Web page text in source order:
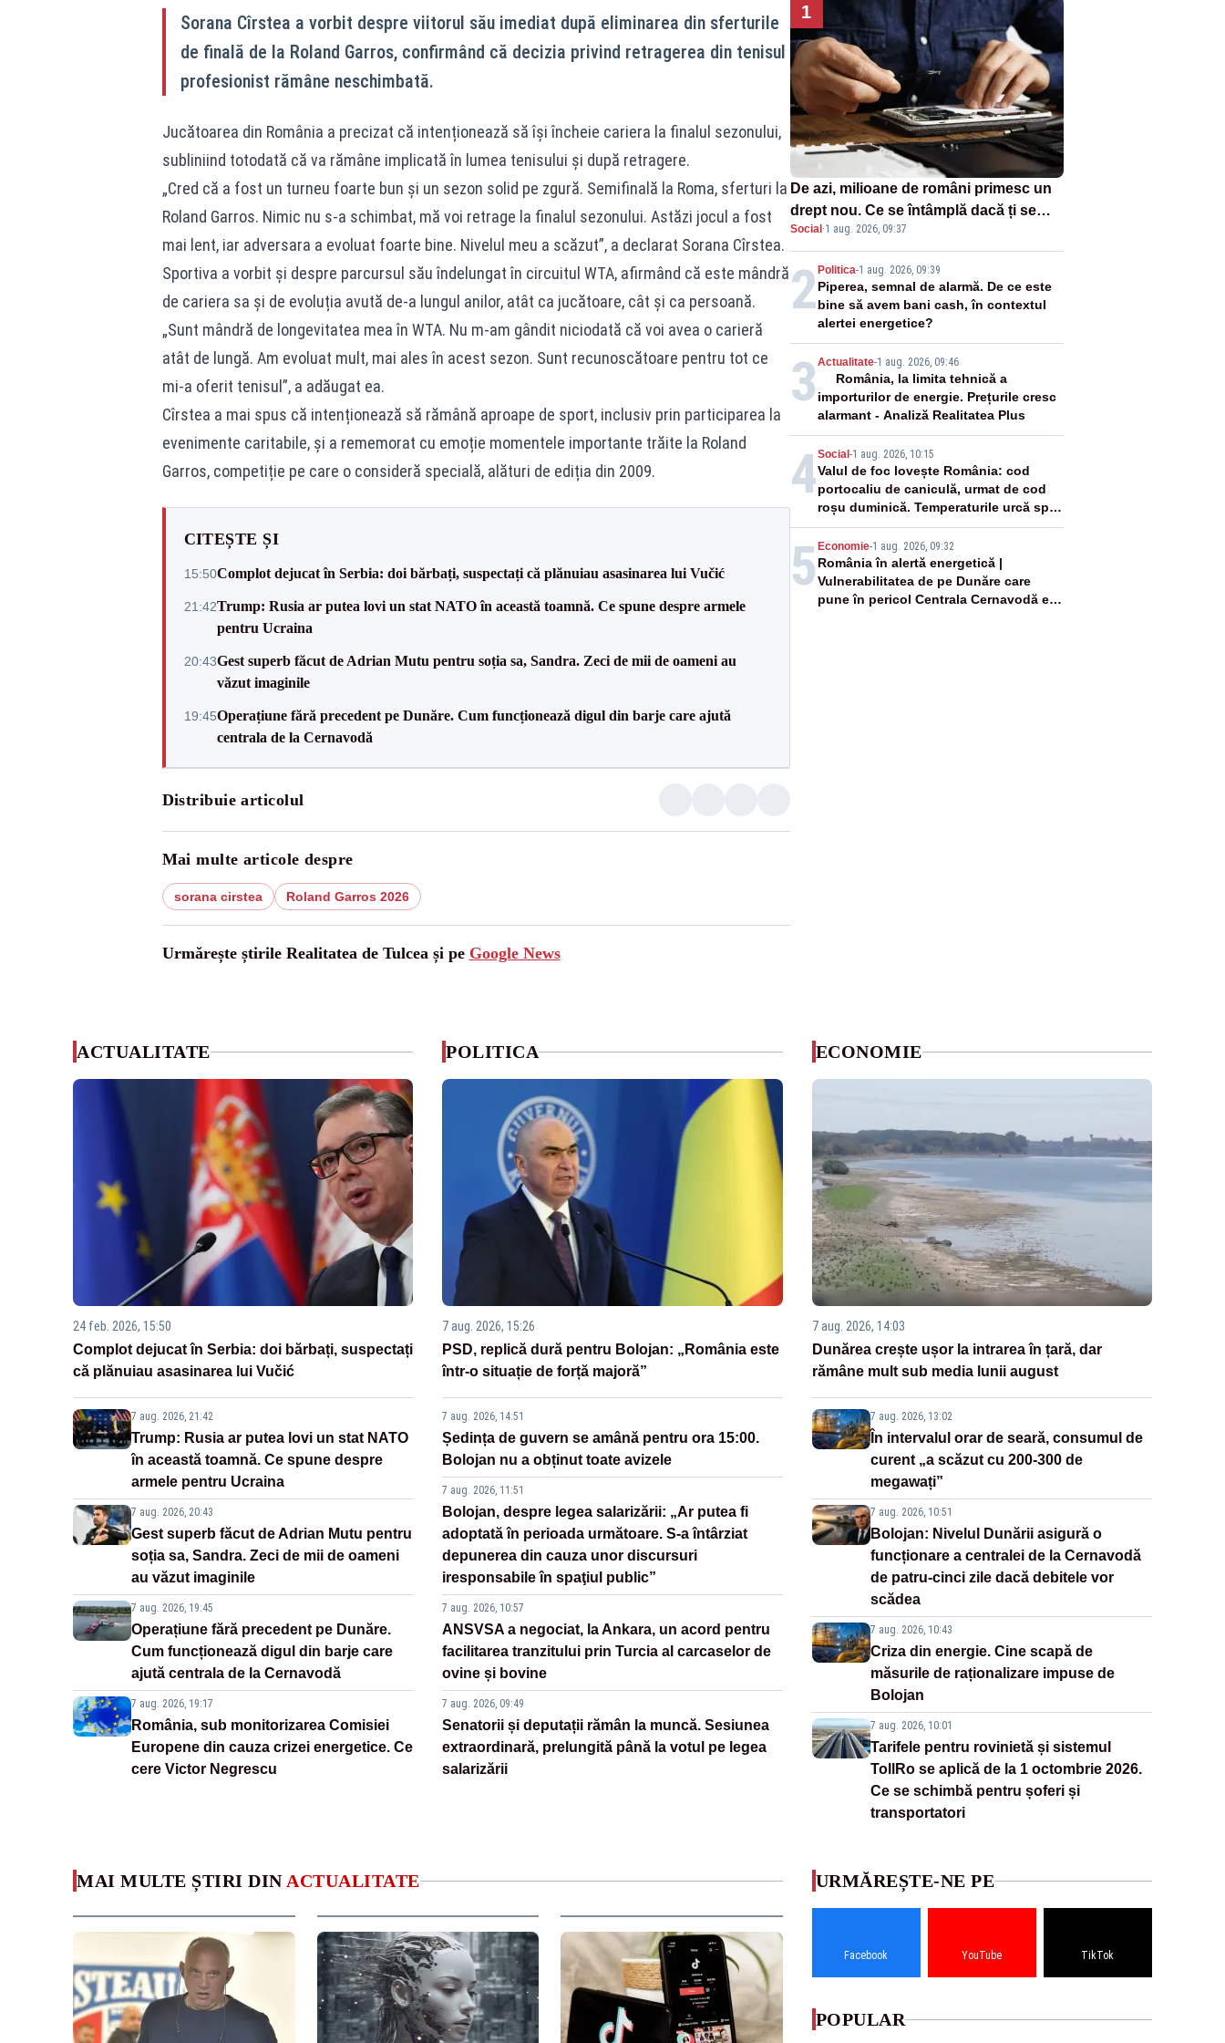
Sorana Cîrstea a vorbit despre viitorul său imediat după eliminarea din sferturile
de finală de la Roland Garros, confirmând că decizia privind retragerea din tenisul
profesionist rămâne neschimbată.
Jucătoarea din România a precizat că intenționează să își încheie cariera la finalul sezonului,
subliniind totodată că va rămâne implicată în lumea tenisului și după retragere.
„Cred că a fost un turneu foarte bun și un sezon solid pe zgură. Semifinală la Roma, sferturi la
Roland Garros. Nimic nu s-a schimbat, mă voi retrage la finalul sezonului. Astăzi jocul a fost
mai lent, iar adversara a evoluat foarte bine. Nivelul meu a scăzut”, a declarat Sorana Cîrstea.
Sportiva a vorbit și despre parcursul său îndelungat în circuitul WTA, afirmând că este mândră
de cariera sa și de evoluția avută de-a lungul anilor, atât ca jucătoare, cât și ca persoană.
„Sunt mândră de longevitatea mea în WTA. Nu m-am gândit niciodată că voi avea o carieră
atât de lungă. Am evoluat mult, mai ales în acest sezon. Sunt recunoscătoare pentru tot ce
mi-a oferit tenisul”, a adăugat ea.
Cîrstea a mai spus că intenționează să rămână aproape de sport, inclusiv prin participarea la
evenimente caritabile, și a rememorat cu emoție momentele importante trăite la Roland
Garros, competiție pe care o consideră specială, alături de ediția din 2009.
CITEȘTE ȘI
15:50Complot dejucat în Serbia: doi bărbați, suspectați că plănuiau asasinarea lui Vučić
21:42Trump: Rusia ar putea lovi un stat NATO în această toamnă. Ce spune despre armele
pentru Ucraina
20:43Gest superb făcut de Adrian Mutu pentru soția sa, Sandra. Zeci de mii de oameni au
văzut imaginile
19:45Operațiune fără precedent pe Dunăre. Cum funcționează digul din barje care ajută
centrala de la Cernavodă
Distribuie articolul
Mai multe articole despre
sorana cirstea Roland Garros 2026
Urmărește știrile Realitatea de Tulcea și pe Google News
1
De azi, milioane de români primesc un
drept nou. Ce se întâmplă dacă ți se
strică un produs
Social ·1 aug. 2026, 09:37
2 Politica-1 aug. 2026, 09:39
Piperea, semnal de alarmă. De ce este
bine să avem bani cash, în contextul
alertei energetice?
3 Actualitate-1 aug. 2026, 09:46
România, la limita tehnică a
importurilor de energie. Prețurile cresc
alarmant - Analiză Realitatea Plus
4Social -1 aug. 2026, 10:15
Valul de foc lovește România: cod
portocaliu de caniculă, urmat de cod
roșu duminică. Temperaturile urcă spre
40°C
5 Economie-1 aug. 2026, 09:32
România în alertă energetică |
Vulnerabilitatea de pe Dunăre care
pune în pericol Centrala Cernavodă era
ACTUALITATE
24 feb. 2026, 15:50
Complot dejucat în Serbia: doi bărbați, suspectați
că plănuiau asasinarea lui Vučić
7 aug. 2026, 21:42
Trump: Rusia ar putea lovi un stat NATO
în această toamnă. Ce spune despre
armele pentru Ucraina
7 aug. 2026, 20:43
Gest superb făcut de Adrian Mutu pentru
soția sa, Sandra. Zeci de mii de oameni
au văzut imaginile
7 aug. 2026, 19:45
Operațiune fără precedent pe Dunăre.
Cum funcționează digul din barje care
ajută centrala de la Cernavodă
7 aug. 2026, 19:17
România, sub monitorizarea Comisiei
Europene din cauza crizei energetice. Ce
cere Victor Negrescu
POLITICA
7 aug. 2026, 15:26
PSD, replică dură pentru Bolojan: „România este
într-o situație de forță majoră”
7 aug. 2026, 14:51
Ședința de guvern se amână pentru ora 15:00.
Bolojan nu a obținut toate avizele
7 aug. 2026, 11:51
Bolojan, despre legea salarizării: „Ar putea fi
adoptată în perioada următoare. S-a întârziat
depunerea din cauza unor discursuri
iresponsabile în spaţiul public”
7 aug. 2026, 10:57
ANSVSA a negociat, la Ankara, un acord pentru
facilitarea tranzitului prin Turcia al carcaselor de
ovine și bovine
7 aug. 2026, 09:49
Senatorii și deputații rămân la muncă. Sesiunea
extraordinară, prelungită până la votul pe legea
salarizării
ECONOMIE
7 aug. 2026, 14:03
Dunărea crește ușor la intrarea în țară, dar
rămâne mult sub media lunii august
7 aug. 2026, 13:02
În intervalul orar de seară, consumul de
curent „a scăzut cu 200-300 de
megawați”
7 aug. 2026, 10:51
Bolojan: Nivelul Dunării asigură o
funcționare a centralei de la Cernavodă
de patru-cinci zile dacă debitele vor
scădea
7 aug. 2026, 10:43
Criza din energie. Cine scapă de
măsurile de raționalizare impuse de
Bolojan
7 aug. 2026, 10:01
Tarifele pentru rovinietă și sistemul
TollRo se aplică de la 1 octombrie 2026.
Ce se schimbă pentru șoferi și
transportatori
MAI MULTE ȘTIRI DIN ACTUALITATE URMĂREȘTE-NE PE
Facebook YouTube TikTok
POPULAR